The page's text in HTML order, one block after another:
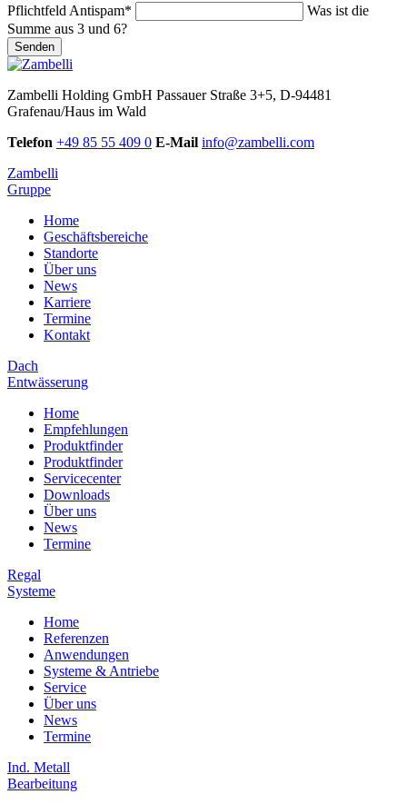
Pflichtfeld Antispam*
Was ist die
Summe aus 3 und 6?
Senden
Zambelli Holding GmbH Passauer Straße 3+5, D-94481
Grafenau/Haus im Wald
Telefon +49 85 55 409 0 E-Mail info@zambelli.com
Zambelli
Gruppe
Home
Geschäftsbereiche
Standorte
Über uns
News
Karriere
Termine
Kontakt
Dach
Entwässerung
Home
Empfehlungen
Produktfinder
Produktfinder
Servicecenter
Downloads
Über uns
News
Termine
Regal
Systeme
Home
Referenzen
Anwendungen
Systeme & Antriebe
Service
Über uns
News
Termine
Ind. Metall
Bearbeitung